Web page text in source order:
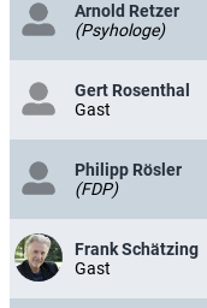
Arnold Retzer
(Psyhologe)
Gert Rosenthal
Gast
Philipp Rösler
(FDP)
Frank Schätzing
Gast